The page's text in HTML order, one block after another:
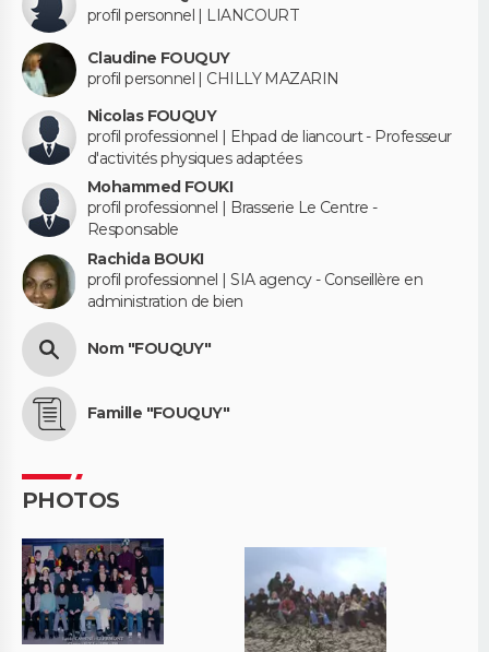
profil personnel | LIANCOURT
Claudine FOUQUY
profil personnel | CHILLY MAZARIN
Nicolas FOUQUY
profil professionnel | Ehpad de liancourt - Professeur
d'activités physiques adaptées
Mohammed FOUKI
profil professionnel | Brasserie Le Centre -
Responsable
Rachida BOUKI
profil professionnel | SIA agency - Conseillère en
administration de bien
Nom "FOUQUY"
Famille "FOUQUY"
PHOTOS